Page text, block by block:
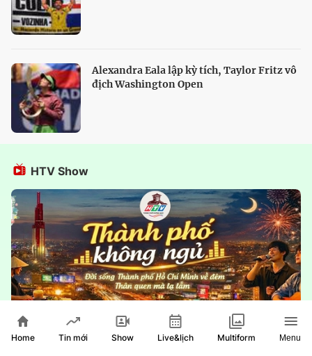
Alexandra Eala lập kỳ tích, Taylor Fritz vô
địch Washington Open
HTV Show
Home Tin mới Show Live&lịch Multiform Menu